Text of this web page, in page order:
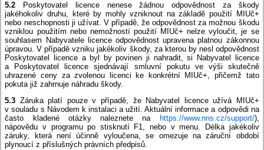
5.2 Poskytovatel licence nenese žádnou odpovědnost za škody
jakéhokoliv druhu, které by mohly vzniknout na základě použití MIUč+
nebo neschopnosti ji užívat. V případě, že odpovědnost za možnou škodu
vzniklou použitím nebo nemožností použití MIUč+ nelze vyloučit, je se
souhlasem Nabyvatele licence odpovědnost upravena platnou zákonnou
úpravou. V případě vzniku jakékoliv škody, za kterou by nesl odpovědnost
Poskytovatel licence a byl by povinen ji nahradit, si Nabyvatel licence
a Poskytovatel licence sjednávají smluvní pokutu ve výši skutečně
uhrazené ceny za zvolenou licenci ke konkrétní MIUč+, přičemž tato
pokuta již zahrnuje náhradu škody.
5.3 Záruka platí pouze v případě, že Nabyvatel licence užívá MIUč+
v souladu s Návodem k instalaci a užití. Aktuální informace a odpovědi na
často kladené otázky naleznete na
https://www.nns.cz/support/),
nápovědu v programu po stisknutí F1, nebo v menu. Délka jakékoliv
záruky, která není účinně vyloučena, se omezuje na záruční období
plynoucí z příslušných právních předpisů.